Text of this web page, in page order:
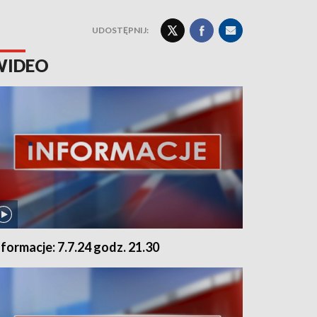
UDOSTĘPNIJ:
7.7.24 godz. 21.30